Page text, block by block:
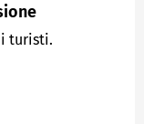
i turisti.